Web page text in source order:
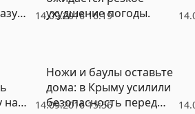
14.09.2016 16:19
ухудшение погоды.
14.09.2016 15:56
на
Ножи и баулы оставьте
дома: в Крыму усилили
безопасность перед